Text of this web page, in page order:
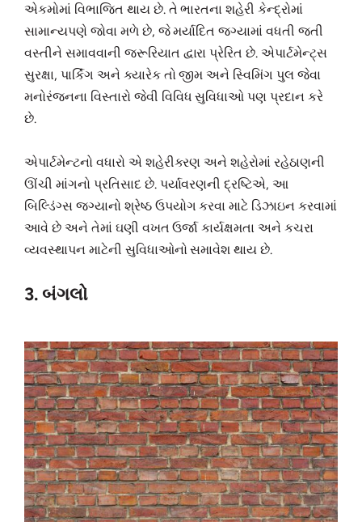
એકમોમાં વિભાજિત થાય છે. તે ભારતના શહેરી કેન્દ્રોમાં
સામાન્યપણે જોવા મળે છે, જે મર્યાદિત જગ્યામાં વધતી જતી
વસ્તીને સમાવવાની જરૂરિયાત દ્વારા પ્રેરિત છે. એપાર્ટમેન્ટ્સ
સુરક્ષા, પાર્કિંગ અને ક્યારેક તો જીમ અને સ્વિમિંગ પુલ જેવા
મનોરંજનના વિસ્તારો જેવી વિવિધ સુવિધાઓ પણ પ્રદાન કરે
છે.
એપાર્ટમેન્ટનો વધારો એ શહેરીકરણ અને શહેરોમાં રહેઠાણની
ઊંચી માંગનો પ્રતિસાદ છે. પર્યાવરણની દ્રષ્ટિએ, આ
બિલ્ડિંગ્સ જગ્યાનો શ્રેષ્ઠ ઉપયોગ કરવા માટે ડિઝાઇન કરવામાં
આવે છે અને તેમાં ઘણી વખત ઉર્જા કાર્યક્ષમતા અને કચરા
વ્યવસ્થાપન માટેની સુવિધાઓનો સમાવેશ થાય છે.
3. બંગલો